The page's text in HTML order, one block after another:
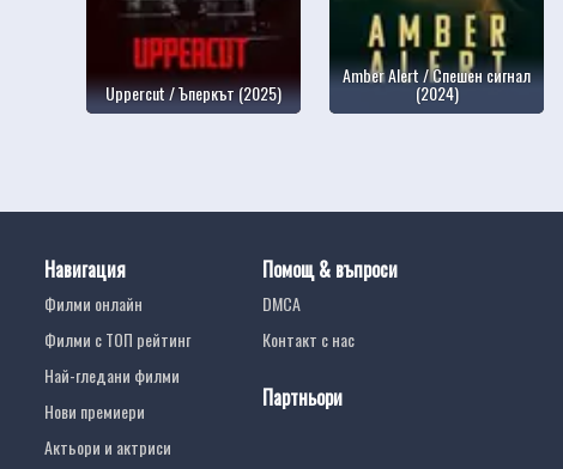
Uppercut / Ъперкът (2025)
Amber Alert / Спешен сигнал
(2024)
Навигация
Филми онлайн
Филми с ТОП рейтинг
Най-гледани филми
Нови премиери
Актьори и актриси
Помощ & въпроси
DMCA
Контакт с нас
Партньори